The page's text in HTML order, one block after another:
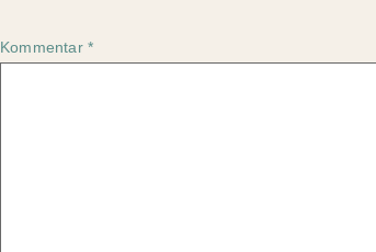
Kommentar *